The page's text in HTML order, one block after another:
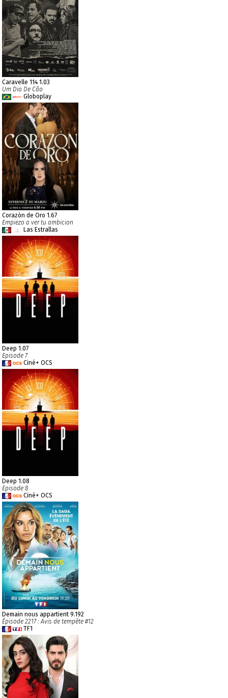
Caravelle 114 1.03
Um Dia De Cão
Globoplay
Corazón de Oro 1.67
Empiezo a ver tu ambicion
Las Estrallas
Deep 1.07
Episode 7
Ciné+ OCS
Deep 1.08
Episode 8
Ciné+ OCS
Demain nous appartient 9.192
Épisode 2217 : Avis de tempête #12
TF1